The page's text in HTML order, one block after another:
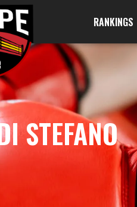
RANKINGS
STEFANO